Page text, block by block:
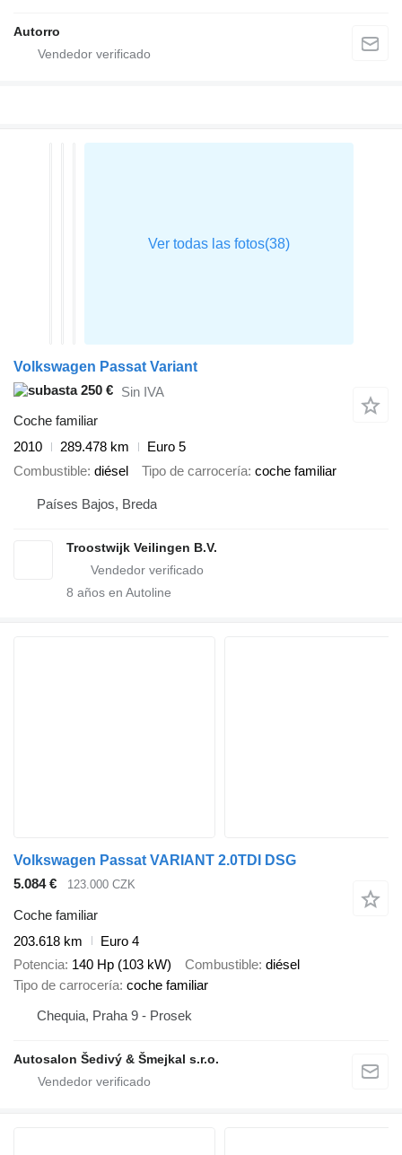
Autorro
Volkswagen Passat Variant
250 € Sin IVA
Coche familiar
2010
289.478 km
Euro 5
Combustible diésel Tipo de carrocería coche familiar
Países Bajos, Breda
Troostwijk Veilingen B.V.
8 años en Autoline
Volkswagen Passat VARIANT 2.0TDI DSG
5.084 €
123.000 CZK
Coche familiar
203.618 km
Euro 4
Potencia 140 Hp (103 kW) Combustible diésel
Tipo de carrocería coche familiar
Chequia, Praha 9 - Prosek
Autosalon Šedivý & Šmejkal s.r.o.